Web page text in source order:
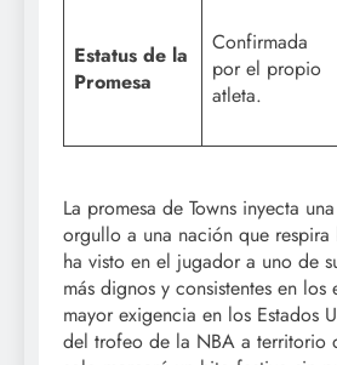
Estatus de la
Promesa
Confirmada
por el propio
atleta.
La promesa de Towns inyecta
orgullo a una nación que
ha visto en el jugador a uno de
más dignos y consistentes en los
mayor exigencia en los Estados
del trofeo de la NBA a territorio